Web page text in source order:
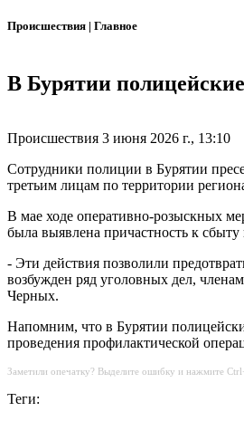
Происшествия | Главное
В Бурятии
Происшествия 3 июня 2026 г., 13:10
Сотрудники полиции в Бурятии
третьим лицам по территории
В мае ходе оперативно-розыскных
была выявлена причастность к
- Эти действия позволили
возбужден ряд уголовных дел,
Черных.
Напомним, что в Бурятии
проведения профилактической
Заметили опечатку? Выделите ошибку и нажмите
Теги: